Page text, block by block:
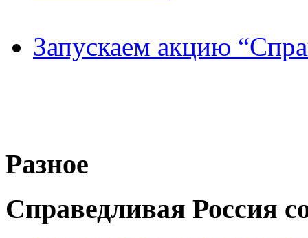
Запускаем акцию
Разное
Справедливая Россия